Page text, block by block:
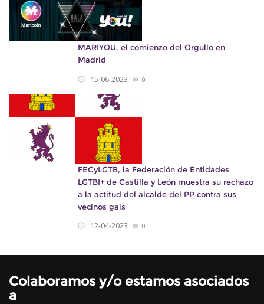
MARIYOU, el comienzo del Orgullo en
Madrid
15-06-2023 0
FECyLGTB, la Federación de Entidades
LGTBI+ de Castilla y León muestra su rechazo
a la actitud del alcalde del PP contra sus
vecinos gais
12-04-2023 0
Colaboramos y/o estamos asociados
a